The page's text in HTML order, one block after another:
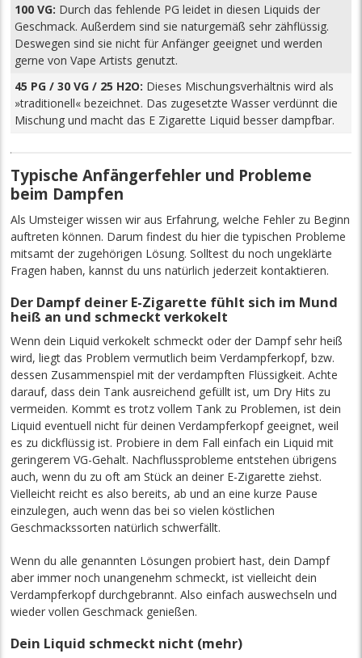
100 VG: Durch das fehlende PG leidet in diesen Liquids der
Geschmack. Außerdem sind sie naturgemäß sehr zähflüssig.
Deswegen sind sie nicht für Anfänger geeignet und werden
gerne von Vape Artists genutzt.
45 PG / 30 VG / 25 H2O: Dieses Mischungsverhältnis wird als
»traditionell« bezeichnet. Das zugesetzte Wasser verdünnt die
Mischung und macht das E Zigarette Liquid besser dampfbar.
Typische Anfängerfehler und Probleme
beim Dampfen
Als Umsteiger wissen wir aus Erfahrung, welche Fehler zu Beginn
auftreten können. Darum findest du hier die typischen Probleme
mitsamt der zugehörigen Lösung. Solltest du noch ungeklärte
Fragen haben, kannst du uns natürlich jederzeit kontaktieren.
Der Dampf deiner E-Zigarette fühlt sich im Mund
heiß an und schmeckt verkokelt
Wenn dein Liquid verkokelt schmeckt oder der Dampf sehr heiß
wird, liegt das Problem vermutlich beim Verdampferkopf, bzw.
dessen Zusammenspiel mit der verdampften Flüssigkeit. Achte
darauf, dass dein Tank ausreichend gefüllt ist, um Dry Hits zu
vermeiden. Kommt es trotz vollem Tank zu Problemen, ist dein
Liquid eventuell nicht für deinen Verdampferkopf geeignet, weil
es zu dickflüssig ist. Probiere in dem Fall einfach ein Liquid mit
geringerem VG-Gehalt. Nachflussprobleme entstehen übrigens
auch, wenn du zu oft am Stück an deiner E-Zigarette ziehst.
Vielleicht reicht es also bereits, ab und an eine kurze Pause
einzulegen, auch wenn das bei so vielen köstlichen
Geschmackssorten natürlich schwerfällt.
Wenn du alle genannten Lösungen probiert hast, dein Dampf
aber immer noch unangenehm schmeckt, ist vielleicht dein
Verdampferkopf durchgebrannt. Also einfach auswechseln und
wieder vollen Geschmack genießen.
Dein Liquid schmeckt nicht (mehr)